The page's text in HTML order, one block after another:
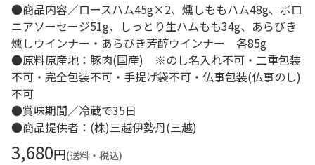
●商品内容／ロースハム45g×2、燻しももハム48g、ボロ
ニアソーセージ51g、しっとり生ハムもも34g、あらびき
燻しウインナー・あらびき芳醇ウインナー 各85g
●原料原産地：豚肉(国産) ※のし名入れ不可・二重包装
不可・完全包装不可・手提げ袋不可・仏事包装(仏事のし)
不可
●賞味期間／冷蔵で35日
●商品提供者：(株)三越伊勢丹(三越)
3,680円(送料・税込)